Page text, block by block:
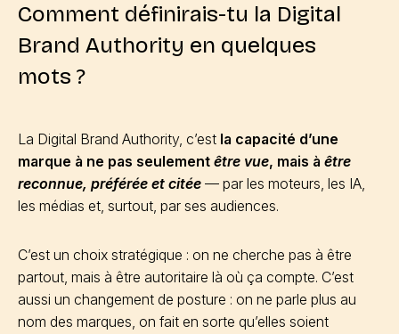
Comment définirais-tu la Digital
Brand Authority en quelques
mots ?
La Digital Brand Authority, c’est la capacité d’une
marque à ne pas seulement être vue, mais à être
reconnue, préférée et citée — par les moteurs, les IA,
les médias et, surtout, par ses audiences.
C’est un choix stratégique : on ne cherche pas à être
partout, mais à être autoritaire là où ça compte. C’est
aussi un changement de posture : on ne parle plus au
nom des marques, on fait en sorte qu’elles soient